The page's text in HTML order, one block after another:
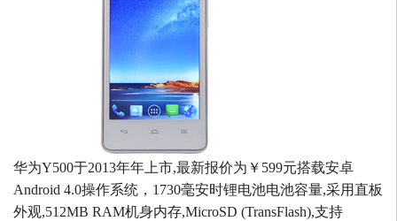
华为Y500于2013年年上市,最新报价为￥599元搭载安卓
Android 4.0操作系统，1730毫安时锂电池电池容量,采用直板
外观,512MB RAM机身内存,MicroSD (TransFlash),支持